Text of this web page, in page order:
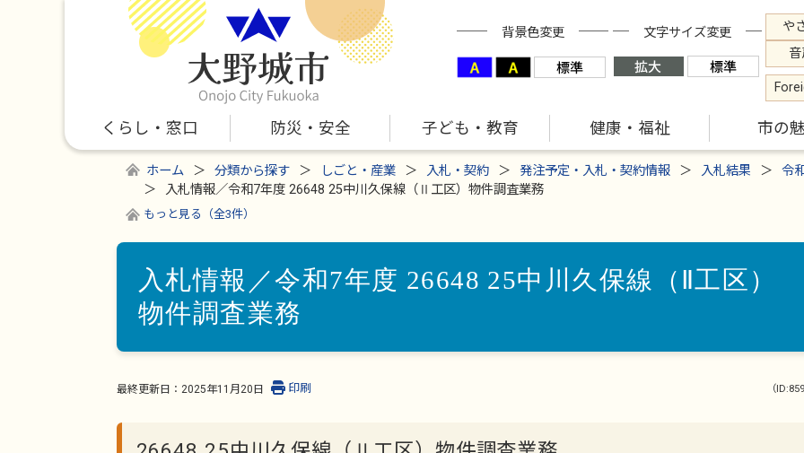
背景色変更 文字サイズ変更
や
くらし・窓口 防災・安全 子ども・教育 健康・福祉 市の
ホーム 分類から探す しごと・産業 入札・契約 発注予定・入札・契約情報 入札結果
令
入札情報／令和7年度 26648 25中川久保線（Ⅱ工区）物件調査業務
もっと見る（全3件）
入札情報／令和7年度 26648 25中川久保線（Ⅱ工区）
物件調査業務
最終更新日： 2025年11月20日 （
印刷